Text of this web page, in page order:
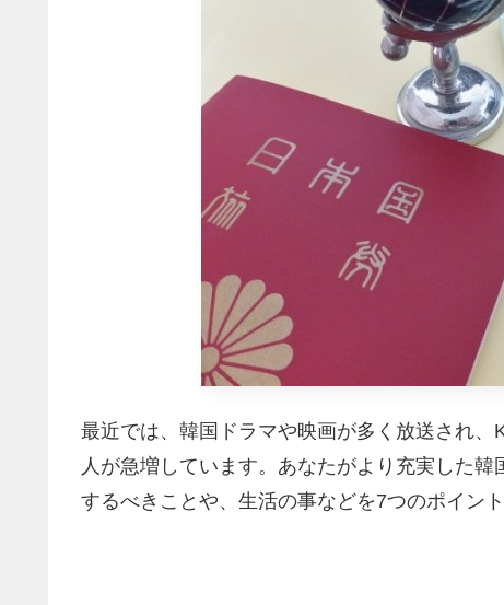
最近では、韓国ドラマや映画が多く放送され
人が急増しています。あなたがより充実した
するべきことや、生活の事などを7つのポイン